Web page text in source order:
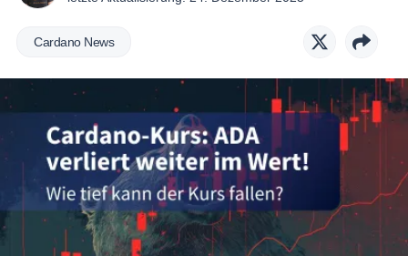
Cardano News